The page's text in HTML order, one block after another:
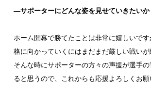
―サポーターにどんな姿を見せていきたいか
ホーム開幕で勝てたことは非常に嬉しいで
格に向かっていくにはまだまだ厳しい戦いが
そんな時にサポーターの方々の声援が選手
ると思うので、これからも応援よろしくお願